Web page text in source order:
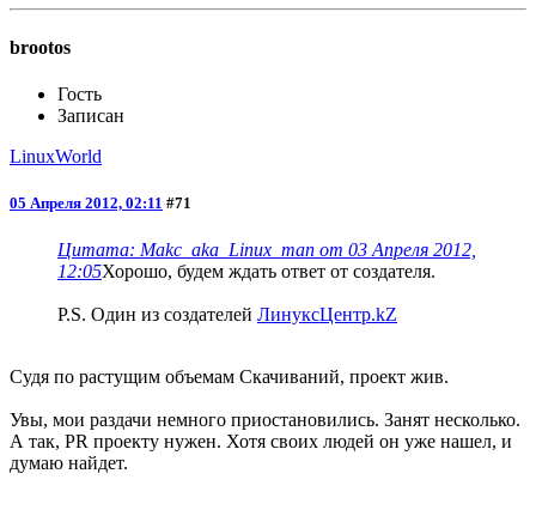
brootos
Гость
Записан
LinuxWorld
05 Апреля 2012, 02:11 #71
Цитата: Makc_aka_Linux_man от 03 Апреля 2012,
12:05Хорошо, будем ждать ответ от создателя.
P.S. Один из создателей ЛинуксЦентр.kZ
Судя по растущим объемам Скачиваний, проект жив.
Увы, мои раздачи немного приостановились. Занят несколько.
А так, PR проекту нужен. Хотя своих людей он уже нашел, и
думаю найдет.